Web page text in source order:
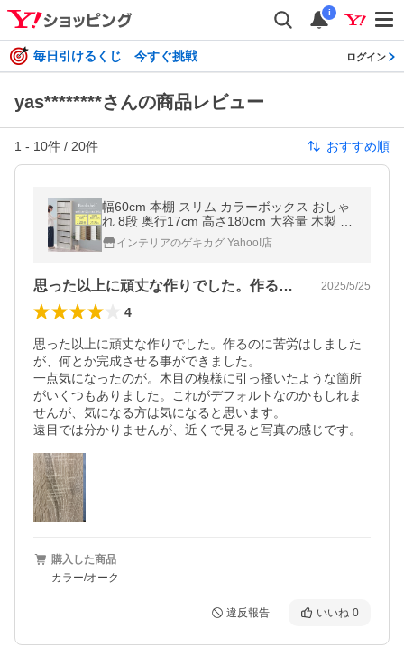
i
毎日引けるくじ 今すぐ挑戦 ログイン
yas********さんの商品レビュー
1 - 10件 / 20件 おすすめ順
幅60cm 本棚 スリム カラーボックス おしゃ
れ 8段 奥行17cm 高さ180cm 大容量 木製 薄
型 収納棚 コミックラック 漫画収納 棚 書棚
cd dvdインテリアのゲキカグ Yahoo!店
思った以上に頑丈な作りでした。作るのに… 2025/5/25
4
思った以上に頑丈な作りでした。作るのに苦労はしました
が、何とか完成させる事ができました。
一点気になったのが。木目の模様に引っ掻いたような箇所
がいくつもありました。これがデフォルトなのかもしれま
せんが、気になる方は気になると思います。
遠目では分かりませんが、近くで見ると写真の感じです。
購入した商品
カラー/オーク
違反報告 いいね 0